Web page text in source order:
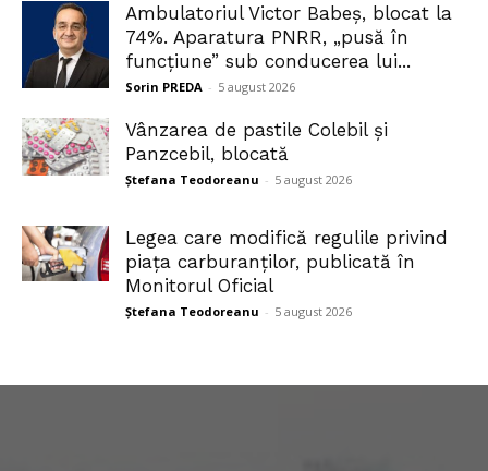
Ambulatoriul Victor Babeș, blocat la
74%. Aparatura PNRR, „pusă în
funcțiune” sub conducerea lui...
Sorin PREDA - 5 august 2026
Vânzarea de pastile Colebil și
Panzcebil, blocată
Ștefana Teodoreanu - 5 august 2026
Legea care modifică regulile privind
piața carburanților, publicată în
Monitorul Oficial
Ștefana Teodoreanu - 5 august 2026